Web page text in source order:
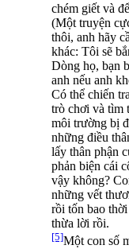
chém giết và
(Một truyện
thôi, anh hãy
khác: Tôi sẽ
Dòng họ, bạn
anh nếu anh
Có thể chiến
trò chơi và tìm
môi trường bị
những điều
lấy thân phận
phản biện cái
vậy không?
những vết
rồi tốn bao
thừa lời rồi.
[5]Một con số